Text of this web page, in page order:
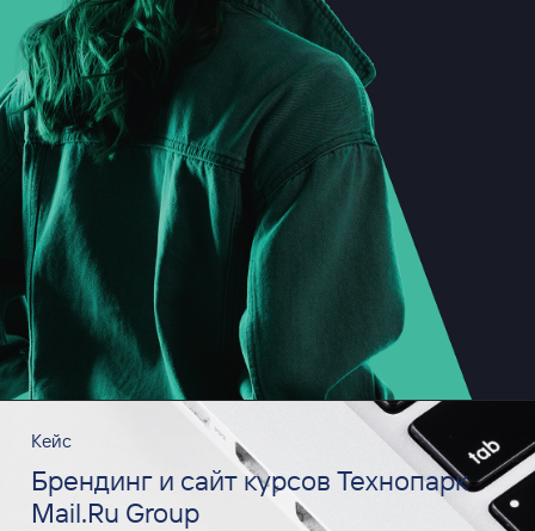
Кейс
Брендинг и сайт курсов Технопарк
Mail.Ru Group